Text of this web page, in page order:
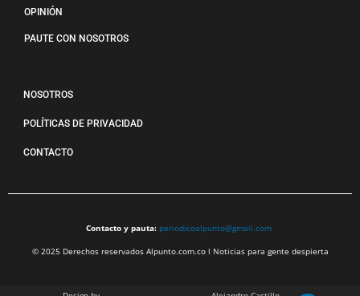
OPINIÓN
PAUTE CON NOSOTROS
NOSOTROS
POLÍTICAS DE PRIVACIDAD
CONTACTO
Contacto y pauta: periodicoalpunto@gmail.com
© 2025 Derechos reservados Alpunto.com.co l Noticias para gente despierta